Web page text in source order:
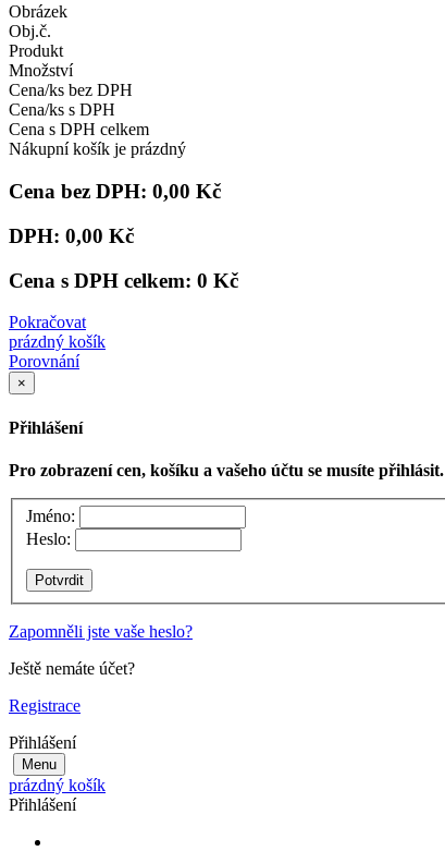
Obrázek
Obj.č.
Produkt
Množství
Cena/ks bez DPH
Cena/ks s DPH
Cena s DPH celkem
Nákupní košík je prázdný
Cena bez DPH: 0,00 Kč
DPH: 0,00 Kč
Cena s DPH celkem: 0 Kč
Pokračovat
prázdný košík
Porovnání
×
Přihlášení
Pro zobrazení cen, košíku a vašeho účtu se musíte přihlásit.
Jméno:
Heslo:
Zapomněli jste vaše heslo?
Ještě nemáte účet?
Registrace
Přihlášení
Menu
prázdný košík
Přihlášení